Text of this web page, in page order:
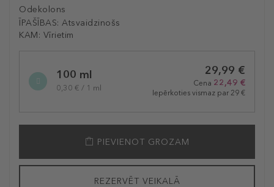
Odekolons
ĪPAŠĪBAS: Atsvaidzinošs
KAM: Vīrietim
variation100 ml
0,30 € / 1 ml
29,99 €
Cena 22,49 €
Iepērkoties vismaz par 29 €
PIEVIENOT GROZAM
REZERVĒT VEIKALĀ